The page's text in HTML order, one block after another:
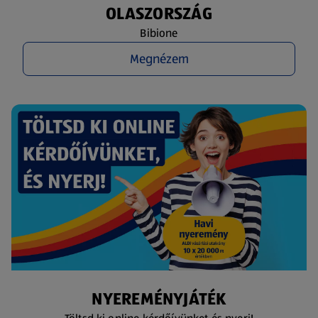
OLASZORSZÁG
Bibione
Megnézem
NYEREMÉNYJÁTÉK